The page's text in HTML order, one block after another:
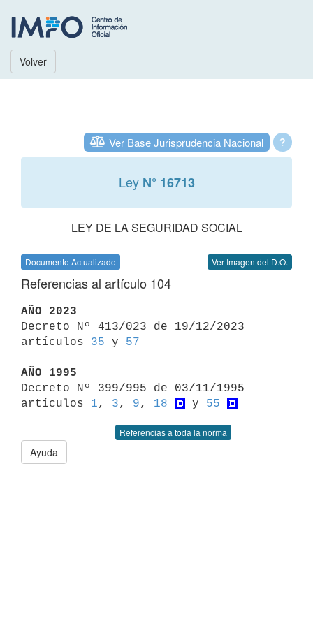
Volver
?
Ver Base Jurisprudencia Nacional
Ley N° 16713
LEY DE LA SEGURIDAD SOCIAL
Documento Actualizado Ver Imagen del D.O.
Referencias al artículo 104
AÑO 2023
Decreto Nº 413/023 de 19/12/2023
artículos 35 y 57
AÑO 1995
Decreto Nº 399/995 de 03/11/1995
artículos 1, 3, 9, 18 y 55
Referencias a toda la norma
Ayuda